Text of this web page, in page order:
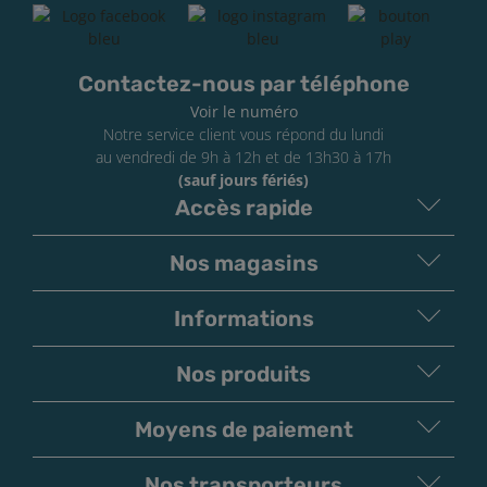
Lors de l'utilisation d'une résistance neuve, il
conviendra de patienter une dizaine de minutes
résistance soit bien imbibée en e-liquide (processus
"d'amorçage de la résistance").
Retrouvez letest complet du kit Kroma-Z de
sur notre blog.
Contactez-nous par téléphone
Voir le numéro
Notre service client vous répond du lundi
au vendredi de 9h à 12h et de 13h30 à 17h
(sauf jours fériés)
Accès rapide
Nos magasins
Informations
Nos produits
Moyens de paiement